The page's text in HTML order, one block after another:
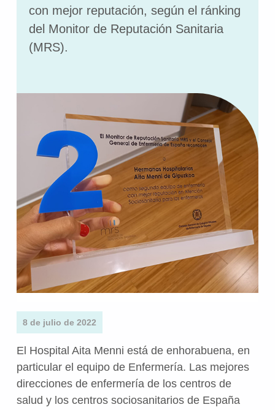
con mejor reputación, según el ránking
del Monitor de Reputación Sanitaria
(MRS).
8 de julio de 2022
El Hospital Aita Menni está de enhorabuena, en
particular el equipo de Enfermería. Las mejores
direcciones de enfermería de los centros de
salud y los centros sociosanitarios de España